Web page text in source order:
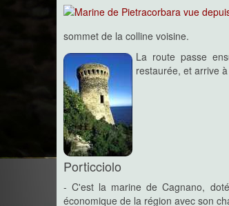
sommet de la colline voisine.
La route passe
restaurée, et arrive
Porticciolo
- C'est la marine de Cagnano,
économique de la région avec son